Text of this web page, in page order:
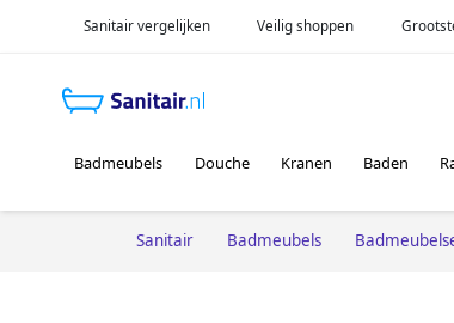
Sanitair vergelijken Veilig shoppen
Badmeubels Douche Kranen Baden
Sanitair Badmeubels